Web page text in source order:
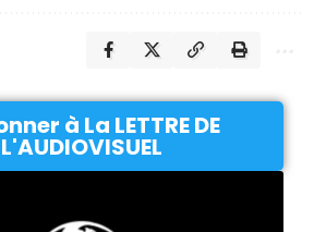
à La LETTRE DE
L'AUDIOVISUEL